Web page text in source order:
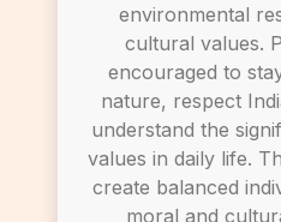
environmental
cultural values.
encouraged to
nature, respect
understand the
values in daily life.
create balanced
moral and